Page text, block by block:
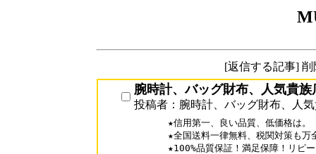
[返信する記事]
腕時計、バッグ財布、人気貴族
投稿者：腕時計、バッグ財布、人
★信用第一、良い品質、低価格は。
★全国送料一律無料、税関対策も万
★100%品質保証！満足保障！リピ